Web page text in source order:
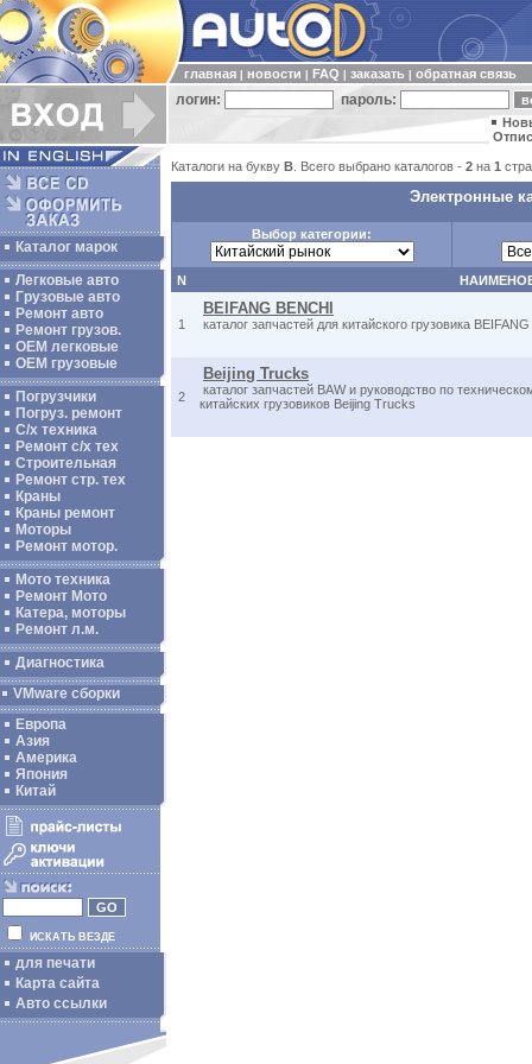
главная новости FAQ заказать обратная связь
логин: пароль:
Каталог марок
Легковые авто
Грузовые авто
Ремонт авто
Ремонт грузов.
ОЕМ легковые
OEM грузовые
Погрузчики
Погруз. ремонт
С/х техника
Ремонт с/х тех
Строительная
Ремонт стр. тех
Краны
Краны ремонт
Моторы
Ремонт мотор.
Мото техника
Ремонт Мото
Катера, моторы
Ремонт л.м.
Диагностика
VMware сборки
Европа
Азия
Америка
Япония
Китай
ИСКАТЬ ВЕЗДЕ
для печати
Карта сайта
Авто ссылки
Каталоги на букву B . Всего выбрано каталогов - 2 на 1
Электронные
Выбор категории:
N
1
BEIFANG BENCHI
каталог запчастей для китайского грузовика
2
Beijing Trucks
каталог запчастей BAW и руководство по
китайских грузовиков Beijing Trucks